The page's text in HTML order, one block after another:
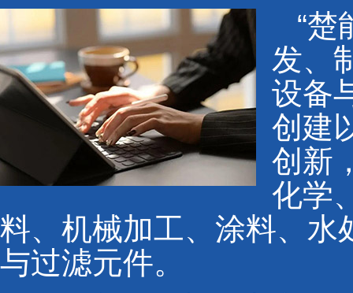
“楚
发、
设备
创建
创新
化学
料、机械加工、涂料、水
与过滤元件。